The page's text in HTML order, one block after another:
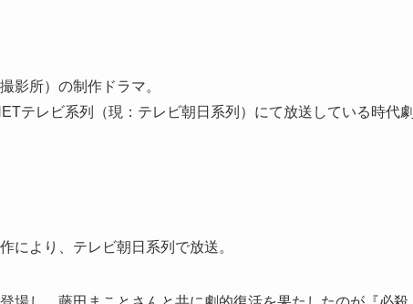
影所）の制作ドラマ。
テレビ系列（現：テレビ朝日系列）にて放送している時代劇
により、テレビ朝日系列で放送。